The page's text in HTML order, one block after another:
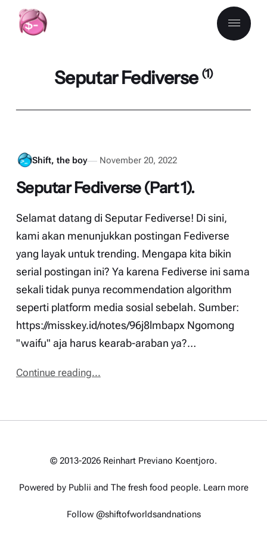
Seputar Fediverse (1)
Shift, the boy November 20, 2022
Seputar Fediverse (Part 1).
Selamat datang di Seputar Fediverse! Di sini,
kami akan menunjukkan postingan Fediverse
yang layak untuk trending. Mengapa kita bikin
serial postingan ini? Ya karena Fediverse ini sama
sekali tidak punya recommendation algorithm
seperti platform media sosial sebelah. Sumber:
https://misskey.id/notes/96j8lmbapx Ngomong
"waifu" aja harus kearab-araban ya?…
Continue reading...
© 2013-2026 Reinhart Previano Koentjoro.
Powered by Publii and The fresh food people. Learn more
Follow @shiftofworldsandnations